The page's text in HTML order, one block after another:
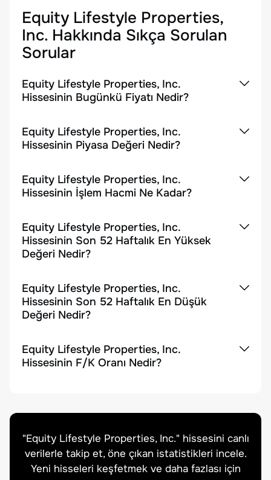
Equity Lifestyle Properties,
Inc. Hakkında Sıkça Sorulan
Sorular
Equity Lifestyle Properties, Inc.
Hissesinin Bugünkü Fiyatı Nedir?
Equity Lifestyle Properties, Inc.
Hissesinin Piyasa Değeri Nedir?
Equity Lifestyle Properties, Inc.
Hissesinin İşlem Hacmi Ne Kadar?
Equity Lifestyle Properties, Inc.
Hissesinin Son 52 Haftalık En Yüksek
Değeri Nedir?
Equity Lifestyle Properties, Inc.
Hissesinin Son 52 Haftalık En Düşük
Değeri Nedir?
Equity Lifestyle Properties, Inc.
Hissesinin F/K Oranı Nedir?
"Equity Lifestyle Properties, Inc." hissesini canlı
verilerle takip et, öne çıkan istatistikleri incele.
Yeni hisseleri keşfetmek ve daha fazlası için